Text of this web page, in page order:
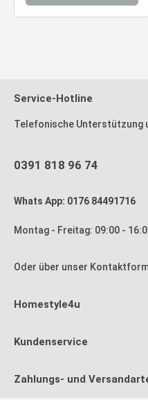
Service-Hotline
Telefonische Unterstützung
0391 818 96 74
Whats App: 0176 84491716
Montag - Freitag: 09:00 -
Oder über unser
Homestyle4u
Kundenservice
Zahlungs- und